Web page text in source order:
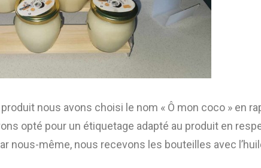
nous avons choisi le nom « Ô mon coco » en
opté pour un étiquetage adapté au produit en
nous-même, nous recevons les bouteilles avec